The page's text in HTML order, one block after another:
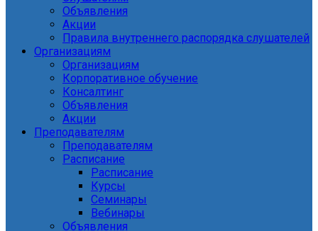
Объявления
Акции
Правила внутреннего распорядка слушателей
Организациям
Организациям
Корпоративное обучение
Консалтинг
Объявления
Акции
Преподавателям
Преподавателям
Расписание
Расписание
Курсы
Семинары
Вебинары
Объявления